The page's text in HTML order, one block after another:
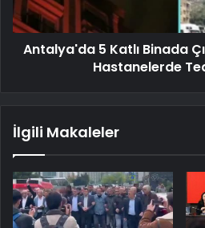
Antalya'da 5 Katlı Binada
Hastanelerde
İlgili Makaleler